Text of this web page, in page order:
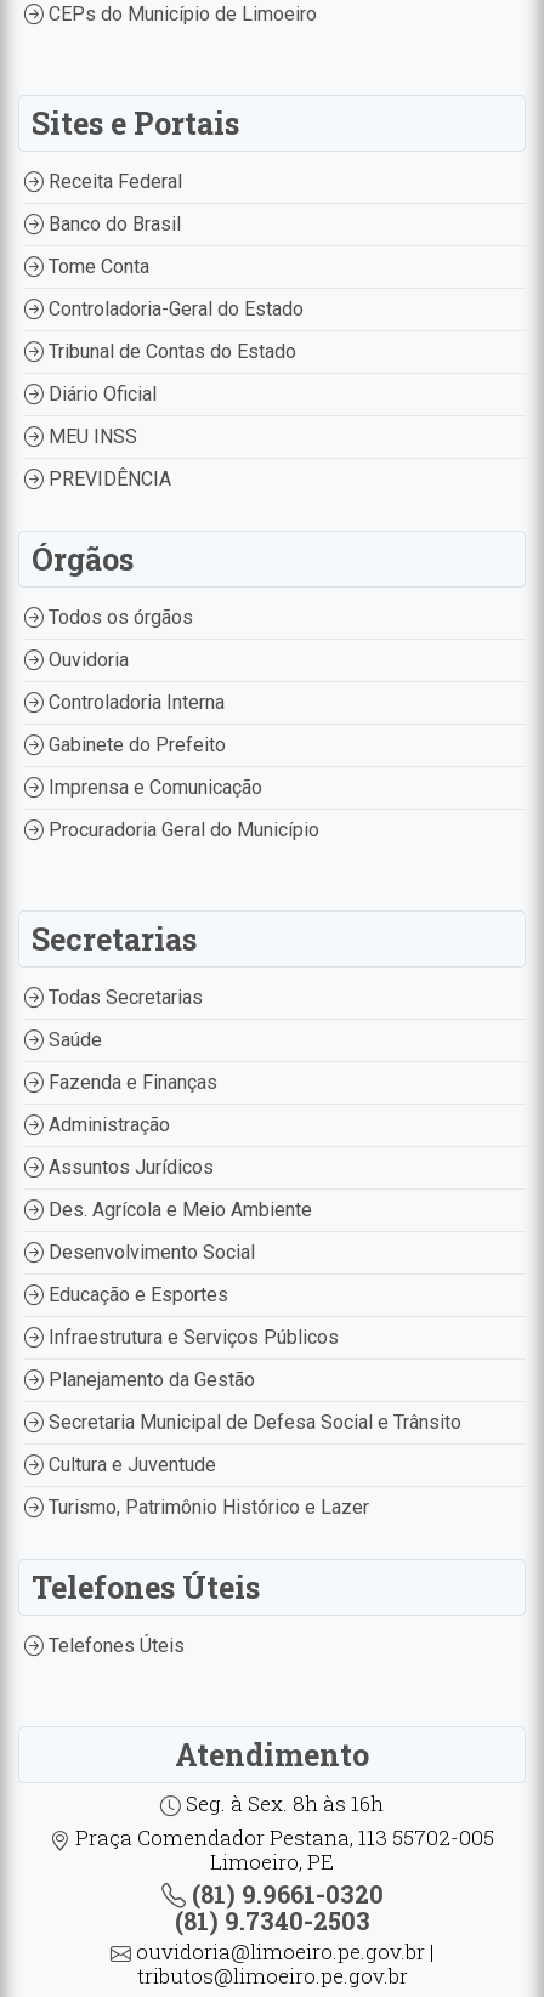
CEPs do Município de Limoeiro
Sites e Portais
Receita Federal
Banco do Brasil
Tome Conta
Controladoria-Geral do Estado
Tribunal de Contas do Estado
Diário Oficial
MEU INSS
PREVIDÊNCIA
Órgãos
Todos os órgãos
Ouvidoria
Controladoria Interna
Gabinete do Prefeito
Imprensa e Comunicação
Procuradoria Geral do Município
Secretarias
Todas Secretarias
Saúde
Fazenda e Finanças
Administração
Assuntos Jurídicos
Des. Agrícola e Meio Ambiente
Desenvolvimento Social
Educação e Esportes
Infraestrutura e Serviços Públicos
Planejamento da Gestão
Secretaria Municipal de Defesa Social e Trânsito
Cultura e Juventude
Turismo, Patrimônio Histórico e Lazer
Telefones Úteis
Telefones Úteis
Atendimento
Seg. à Sex. 8h às 16h
Praça Comendador Pestana, 113 55702-005
Limoeiro, PE
(81) 9.9661-0320
(81) 9.7340-2503
ouvidoria@limoeiro.pe.gov.br |
tributos@limoeiro.pe.gov.br